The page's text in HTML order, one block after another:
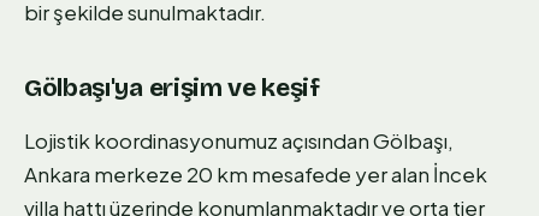
bir şekilde sunulmaktadır.
Gölbaşı'ya erişim ve keşif
Lojistik koordinasyonumuz açısından Gölbaşı,
Ankara merkeze 20 km mesafede yer alan İncek
villa hattı üzerinde konumlanmaktadır ve orta tier